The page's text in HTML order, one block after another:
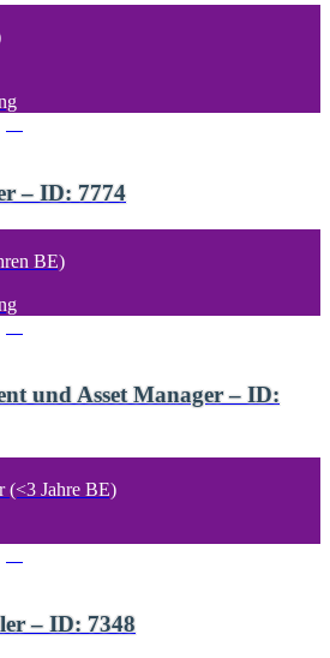
– ID: 7774
BE)
und Asset Manager – ID:
(<3 Jahre BE)
– ID: 7348